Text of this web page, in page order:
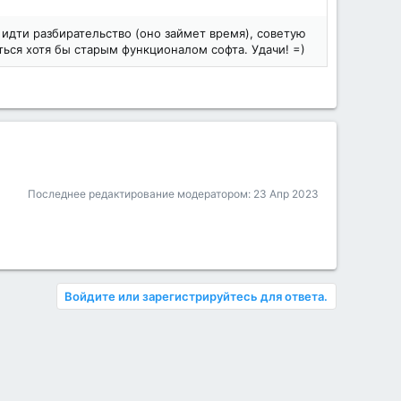
разбирательство (оно займет время), советую
хотя бы старым функционалом софта. Удачи! =)
Последнее редактирование модератором: 23 Апр 2023
Войдите или зарегистрируйтесь для ответа.